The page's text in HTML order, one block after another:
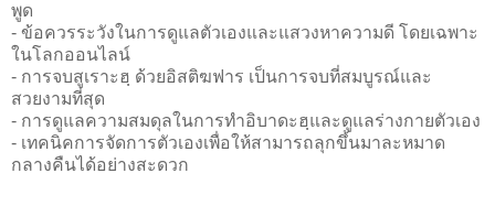
พูด
- ข้อควรระวังในการดูแลตัวเองและแสวงหาความดี โดยเฉพาะ
ในโลกออนไลน์
- การจบสูเราะฮฺ ด้วยอิสติฆฟาร เป็นการจบที่สมบูรณ์และ
สวยงามที่สุด
- การดูแลความสมดุลในการทำอิบาดะฮฺและดูแลร่างกายตัวเอง
- เทคนิคการจัดการตัวเองเพื่อให้สามารถลุกขึ้นมาละหมาด
กลางคืนได้อย่างสะดวก